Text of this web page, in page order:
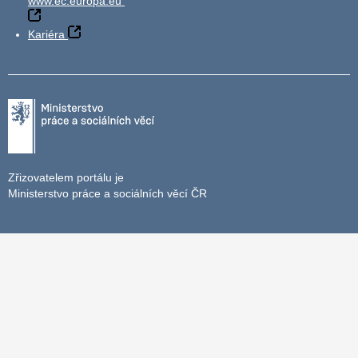
Kariéra
Zřizovatelem portálu je
Ministerstvo práce a sociálních věcí ČR